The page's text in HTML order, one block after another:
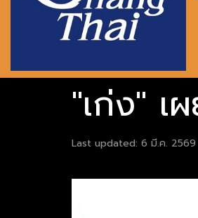
"เก่ง" เ
Last updated: 6 มี.ค. 2569